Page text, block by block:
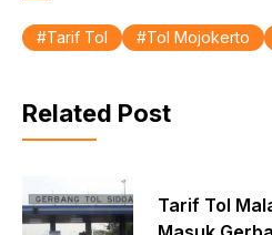
Tarif Tol Tol Mojokerto
Related Post
Tarif Tol